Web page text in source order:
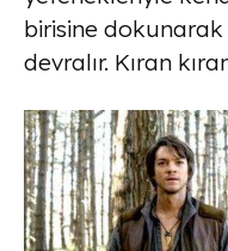
birisine
devralır. Kıran